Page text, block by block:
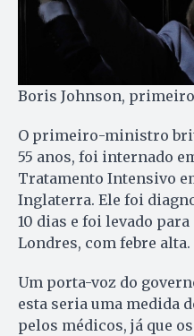
Boris Johnson,
O primeiro-ministro
55 anos, foi internado
Tratamento Intensivo
Inglaterra. Ele foi
10 dias e foi levado
Londres, com febre alta.
Um porta-voz do
esta seria uma medida
pelos médicos, já que